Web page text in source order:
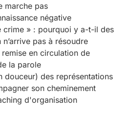
marche pas
négative
crime » : pourquoi y a-t-il des
n’arrive pas à résoudre
en circulation de
la parole
douceur) des représentations
son cheminement
d'organisation